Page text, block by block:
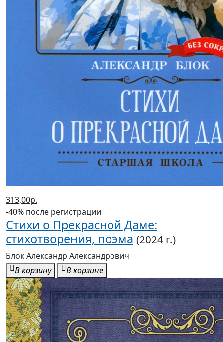
Стихи о Прекрасной Даме:
стихотворения, поэма (2024 г.)
Блок Александр Александрович
В корзину
В корзине